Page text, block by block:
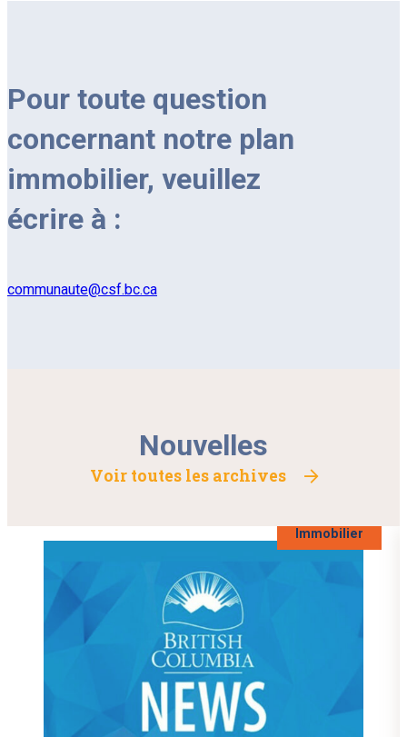
Pour toute question
concernant notre plan
immobilier, veuillez
écrire à :
communaute@csf.bc.ca
Nouvelles
Voir toutes les archives
Immobilier